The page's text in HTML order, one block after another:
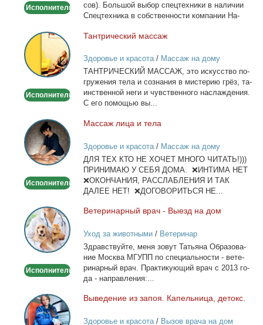
Исполнитель
сов). Боль­шой вы­бор спец­тех­ни­ки в на­ли­чии
Спец­тех­ни­ка в соб­ствен­но­сти ком­па­нии На­
Тантрический
массаж
Исполнитель
Тан­три­че­ский мас­саж
Здоровье и красота/ Массаж на дому
ТАНТРИЧЕСКИЙ МАССАЖ, это ис­кус­ство по­
гру­же­ния те­ла и со­зна­ния в ми­сте­рию грёз, та­
ин­ствен­ной неги и чув­ствен­но­го на­сла­жде­ния.
С его по­мо­щью вы...
Массаж
лица
и
тела
Исполнитель
Мас­саж ли­ца и те­ла
Здоровье и красота/ Массаж на дому
ДЛЯ ТЕХ КТО НЕ ХОЧЕТ МНОГО ЧИТАТЬ!)))
ПРИНИМАЮ У СЕБЯ ДОМА. ❌ИНТИМА НЕТ
❌ОКОНЧАНИЯ, РАССЛАБЛЕНИЯ И ТАК
ДАЛЕЕ НЕТ! ❌ДОГОВОРИТЬСЯ НЕ...
Ветеринарный
врач
-
Выезд
дом
Исполнитель
Ве­те­ри­нар­ный врач - Вы­езд на дом
Уход за животными/ Ветеринар
Здрав­ствуй­те, ме­ня зо­вут Та­тья­на Об­ра­зо­ва­
ние Москва МГУПП по спе­ци­аль­но­сти - ве­те­
ри­нар­ный врач. Прак­ти­ку­ю­щий врач с 2013 го­
да - на­прав­ле­ния:...
Выведение
из
Вы­ве­де­ние из за­поя. Ка­пель­ни­ца, де­токс.
Здоровье и красота/ Вызов врача на дом